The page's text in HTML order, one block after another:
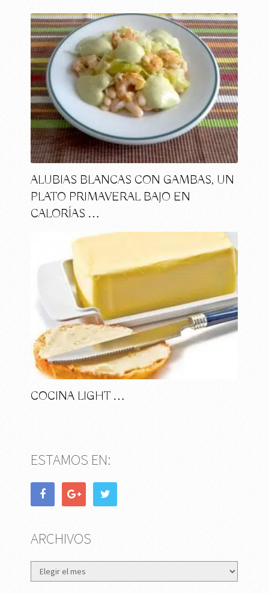
ALUBIAS BLANCAS CON GAMBAS, UN
PLATO PRIMAVERAL BAJO EN
CALORÍAS …
COCINA LIGHT …
ESTAMOS EN:
ARCHIVOS
Archivos